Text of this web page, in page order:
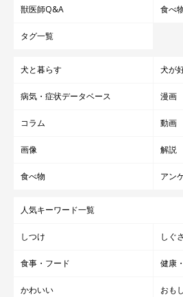
獣医師Q&A 食べ
タグ一覧
犬と暮らす 犬が
病気・症状データベース 漫画
コラム 動画
画像 解説
食べ物 アン
人気キーワード一覧
しつけ しぐ
食事・フード 健康
かわいい おも